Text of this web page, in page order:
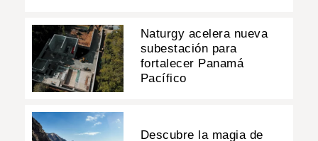
Naturgy acelera nueva
subestación para
fortalecer Panamá
Pacífico
Descubre la magia de